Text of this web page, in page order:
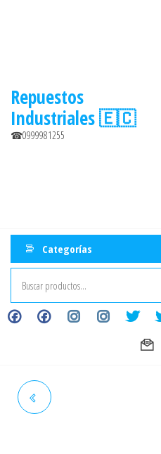
Repuestos
Industriales 🇪🇨
☎0999981255
Categorías